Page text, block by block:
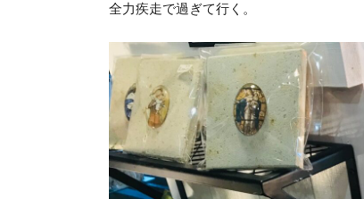
全力疾走で過ぎて行く。